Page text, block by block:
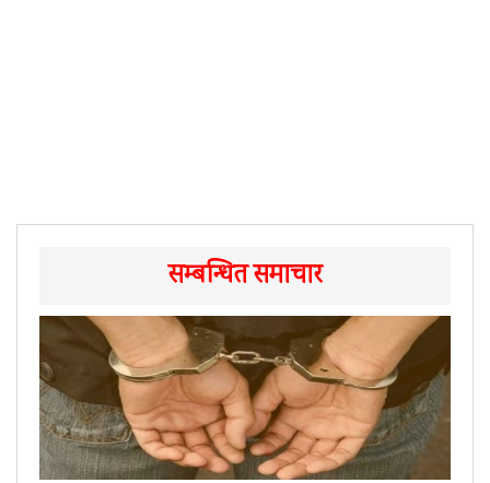
सम्बन्धित समाचार